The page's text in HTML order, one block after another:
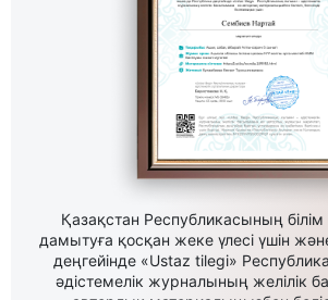
Қазақстан Республикасының білім
дамытуға қосқан жеке үлесі үшін
деңгейінде «Ustaz tilegi»
әдістемелік журналының желілік